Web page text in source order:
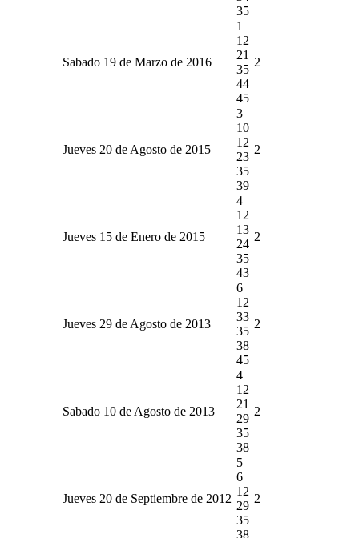
35
Sabado 19 de Marzo de 2016
1
12
21
35
44
45
2
Jueves 20 de Agosto de 2015
3
10
12
23
35
39
2
Jueves 15 de Enero de 2015
4
12
13
24
35
43
2
Jueves 29 de Agosto de 2013
6
12
33
35
38
45
2
Sabado 10 de Agosto de 2013
4
12
21
29
35
38
2
Jueves 20 de Septiembre de 2012
5
6
12
29
35
38
2